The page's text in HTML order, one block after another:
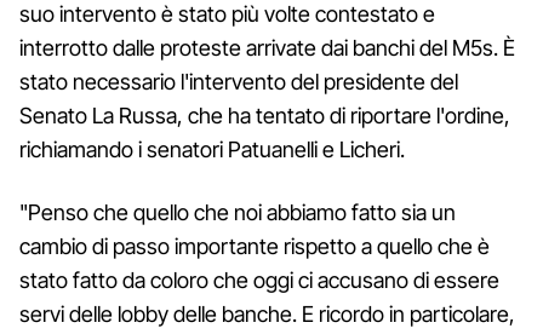
suo intervento è stato più volte contestato e
interrotto dalle proteste arrivate dai banchi del M5s. È
stato necessario l'intervento del presidente del
Senato La Russa, che ha tentato di riportare l'ordine,
richiamando i senatori Patuanelli e Licheri.
"Penso che quello che noi abbiamo fatto sia un
cambio di passo importante rispetto a quello che è
stato fatto da coloro che oggi ci accusano di essere
servi delle lobby delle banche. E ricordo in particolare,